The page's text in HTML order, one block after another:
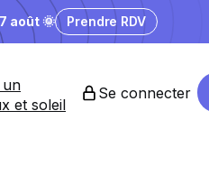
août 🌞 Prendre RDV
Se connecter